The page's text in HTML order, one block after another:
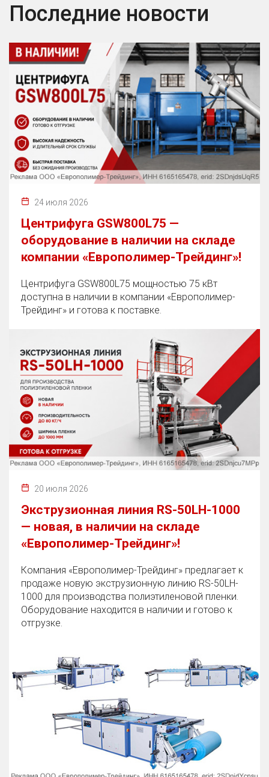
Последние новости
24 июля 2026
Центрифуга GSW800L75 —
оборудование в наличии на складе
компании «Европолимер-Трейдинг»!
Центрифуга GSW800L75 мощностью 75 кВт
доступна в наличии в компании «Европолимер-
Трейдинг» и готова к поставке.
20 июля 2026
Экструзионная линия RS-50LH-1000
— новая, в наличии на складе
«Европолимер-Трейдинг»!
Компания «Европолимер-Трейдинг» предлагает к
продаже новую экструзионную линию RS-50LH-
1000 для производства полиэтиленовой пленки.
Оборудование находится в наличии и готово к
отгрузке.